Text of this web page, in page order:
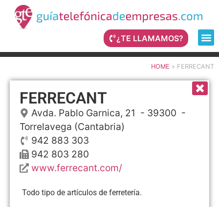
¿TE LLAMAMOS?
HOME » FERRECANT
FERRECANT
Avda. Pablo Garnica, 21 - 39300 -
Torrelavega (Cantabria)
942 883 303
942 803 280
www.ferrecant.com/
Todo tipo de artículos de ferretería.